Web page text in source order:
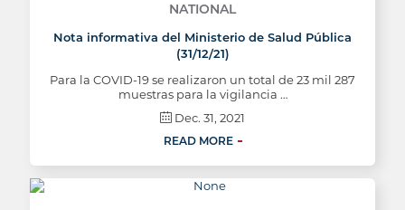
NATIONAL
Nota informativa del Ministerio de Salud Pública
(31/12/21)
Para la COVID-19 se realizaron un total de 23 mil 287
muestras para la vigilancia …
Dec. 31, 2021
READ MORE